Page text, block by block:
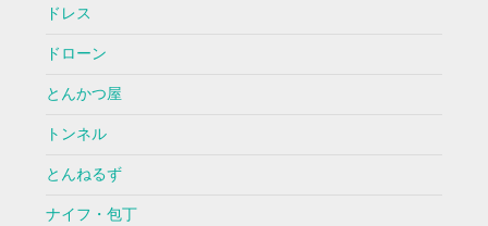
ドレス
ドローン
とんかつ屋
トンネル
とんねるず
ナイフ・包丁